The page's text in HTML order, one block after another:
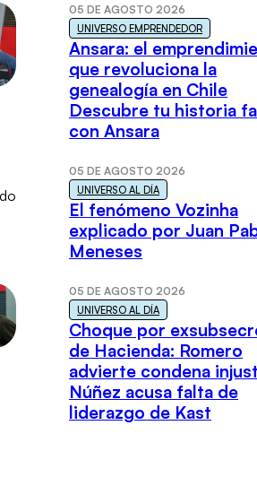
05 DE AGOSTO 2026
UNIVERSO EMPRENDEDOR
Ansara: el
que revoluciona la
genealogía en Chile
Descubre tu historia
con Ansara
05 DE AGOSTO 2026
UNIVERSO AL DÍA
El fenómeno Vozinha
explicado por Juan
Meneses
05 DE AGOSTO 2026
UNIVERSO AL DÍA
Choque por
de Hacienda: Romero
advierte condena
Núñez acusa falta de
liderazgo de Kast